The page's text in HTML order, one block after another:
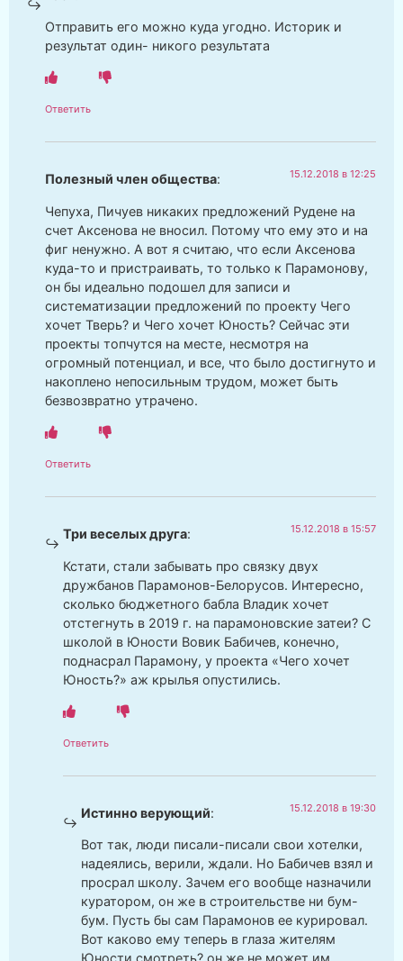
Отправить его можно куда угодно. Историк и
результат один- никого результата
Ответить
Полезный член общества: 15.12.2018 в 12:25
Чепуха, Пичуев никаких предложений Рудене на
счет Аксенова не вносил. Потому что ему это и на
фиг ненужно. А вот я считаю, что если Аксенова
куда-то и пристраивать, то только к Парамонову,
он бы идеально подошел для записи и
систематизации предложений по проекту Чего
хочет Тверь? и Чего хочет Юность? Сейчас эти
проекты топчутся на месте, несмотря на
огромный потенциал, и все, что было достигнуто и
накоплено непосильным трудом, может быть
безвозвратно утрачено.
Ответить
Три веселых друга: 15.12.2018 в 15:57
Кстати, стали забывать про связку двух
дружбанов Парамонов-Белорусов. Интересно,
сколько бюджетного бабла Владик хочет
отстегнуть в 2019 г. на парамоновские затеи? С
школой в Юности Вовик Бабичев, конечно,
поднасрал Парамону, у проекта «Чего хочет
Юность?» аж крылья опустились.
Ответить
Истинно верующий: 15.12.2018 в 19:30
Вот так, люди писали-писали свои хотелки,
надеялись, верили, ждали. Но Бабичев взял и
просрал школу. Зачем его вообще назначили
куратором, он же в строительстве ни бум-
бум. Пусть бы сам Парамонов ее курировал.
Вот каково ему теперь в глаза жителям